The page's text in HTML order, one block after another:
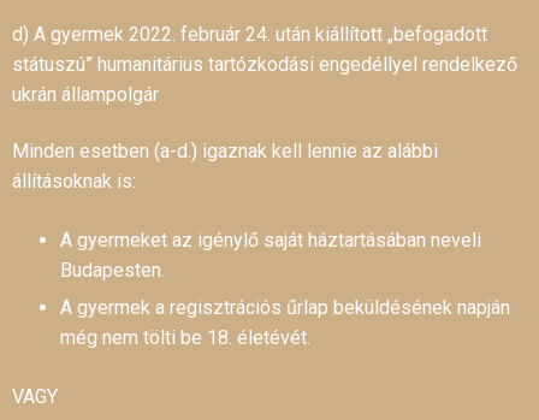
d) A gyermek 2022. február 24. után kiállított „befogadott
státuszú” humanitárius tartózkodási engedéllyel rendelkező
ukrán állampolgár
Minden esetben (a-d.) igaznak kell lennie az alábbi
állításoknak is:
A gyermeket az igénylő saját háztartásában neveli
Budapesten.
A gyermek a regisztrációs űrlap beküldésének napján
még nem tölti be 18. életévét.
VAGY